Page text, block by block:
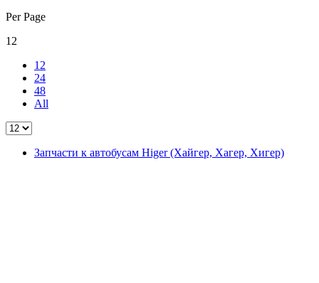
Per Page
12
12
24
48
All
Запчасти к автобусам Higer (Хайгер, Хагер, Хигер)